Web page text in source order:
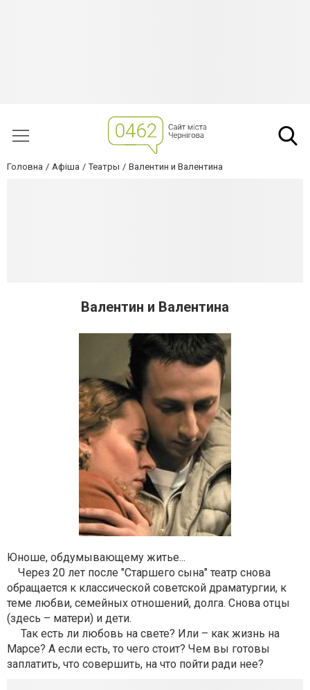
Головна Афіша Театры Валентин и Валентина
Валентин и Валентина
Юноше, обдумывающему житье...
Через 20 лет после "Старшего сына" театр снова
обращается к классической советской драматургии, к
теме любви, семейных отношений, долга. Снова отцы
(здесь – матери) и дети.
Так есть ли любовь на свете? Или – как жизнь на
Марсе? А если есть, то чего стоит? Чем вы готовы
заплатить, что совершить, на что пойти ради нее?